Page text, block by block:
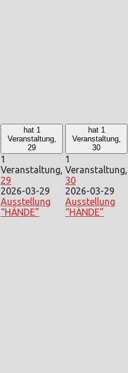
hat 1
Veranstaltung,
29
1
Veranstaltung,
29
2026-03-29
Ausstellung
“HÄNDE”
hat 1
Veranstaltung,
30
1
Veranstaltung,
30
2026-03-29
Ausstellung
“HÄNDE”